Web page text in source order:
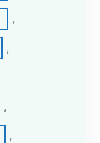
,
,
,
,